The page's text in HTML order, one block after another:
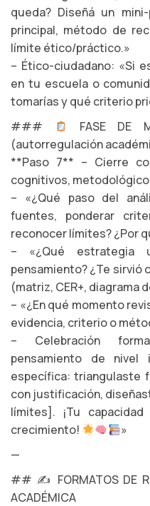
queda? Diseñá un
principal, método de
límite ético/práctico.»
– Ético-ciudadano: «Si
en tu escuela o
tomarías y qué criterio
###
FASE DE
(autorregulación
**Paso 7** – Cierre
cognitivos,
– «¿Qué paso del
fuentes, ponderar
reconocer límites? ¿Por
– «¿Qué estrategia
pensamiento? ¿Te sirvió
(matriz, CER+, diagrama
– «¿En qué momento
evidencia, criterio o
– Celebración
pensamiento de nivel
específica: triangulaste
con justificación,
límites]. ¡Tu
crecimiento!
»
—
## ✍️ FORMATOS DE
ACADÉMICA